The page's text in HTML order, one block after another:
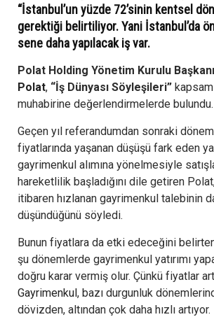
“İstanbul’un yüzde 72’sinin kentsel
gerektiği belirtiliyor. Yani İstanbul’da
sene daha yapılacak iş var.
Polat Holding Yönetim Kurulu Başkanı
Polat, “İş Dünyası Söyleşileri”
muhabirine değerlendirmelerde bulundu.
Geçen yıl referandumdan sonraki
fiyatlarında yaşanan düşüşü fark eden
gayrimenkul alımına yönelmesiyle
hareketlilik başladığını dile getiren
itibaren hızlanan gayrimenkul talebinin
düşündüğünü söyledi.
Bunun fiyatlara da etki edeceğini
şu dönemlerde gayrimenkul yatırımı
doğru karar vermiş olur. Çünkü fiyatlar
Gayrimenkul, bazı durgunluk
dövizden, altından çok daha hızlı